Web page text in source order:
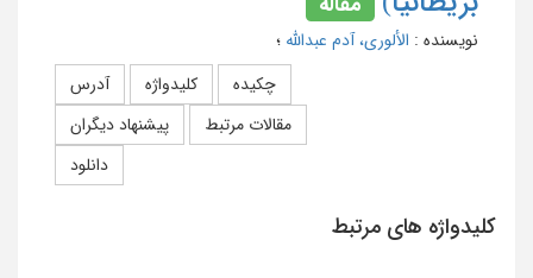
نویسنده : الألوری، آدم عبدالله ؛
چکیده کلیدواژه آدرس
مقالات مرتبط پیشنهاد دیگران
دانلود
کلیدواژه های مرتبط